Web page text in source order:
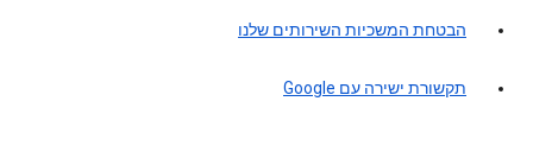
הבטחת המשכיות השירותים שלנו
תקשורת ישירה עם Google